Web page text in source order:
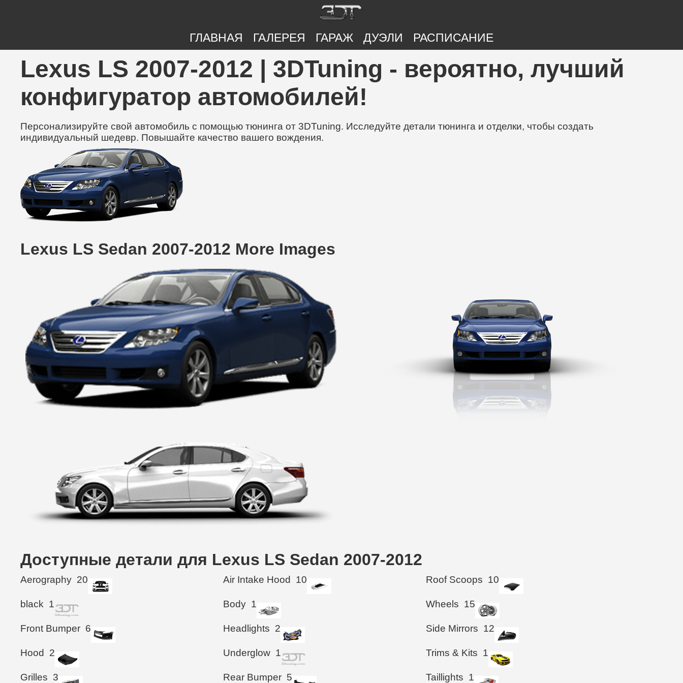
ГЛАВНАЯ ГАЛЕРЕЯ ГАРАЖ ДУЭЛИ РАСПИСАНИЕ
Lexus LS 2007-2012 | 3DTuning - вероятно, лучший
конфигуратор автомобилей!
Персонализируйте свой автомобиль с помощью тюнинга от 3DTuning. Исследуйте детали тюнинга и отделки, чтобы создать
индивидуальный шедевр. Повышайте качество вашего вождения.
Lexus LS Sedan 2007-2012 More Images
Доступные детали для Lexus LS Sedan 2007-2012
Aerography 20 Air Intake Hood 10 Roof Scoops 10
black 1 Body 1 Wheels 15
Front Bumper 6 Headlights 2 Side Mirrors 12
Hood 2 Underglow 1 Trims & Kits 1
Grilles 3 Rear Bumper 5 Taillights 1